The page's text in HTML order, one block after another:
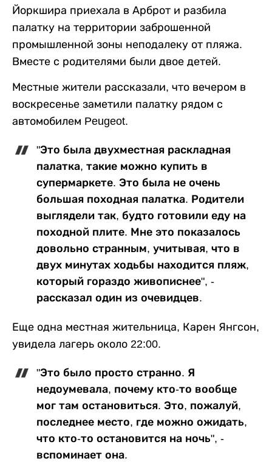
Йоркшира приехала в Арброт и разбила
палатку на территории заброшенной
промышленной зоны неподалеку от пляжа.
Вместе с родителями были двое детей.
Местные жители рассказали, что вечером в
воскресенье заметили палатку рядом с
автомобилем Peugeot.
"Это была двухместная раскладная
палатка, такие можно купить в
супермаркете. Это была не очень
большая походная палатка. Родители
выглядели так, будто готовили еду на
походной плите. Мне это показалось
довольно странным, учитывая, что в
двух минутах ходьбы находится пляж,
который гораздо живописнее", -
рассказал один из очевидцев.
Еще одна местная жительница, Карен Янгсон,
увидела лагерь около 22:00.
"Это было просто странно. Я
недоумевала, почему кто-то вообще
мог там остановиться. Это, пожалуй,
последнее место, где можно ожидать,
что кто-то остановится на ночь", -
вспоминает она.